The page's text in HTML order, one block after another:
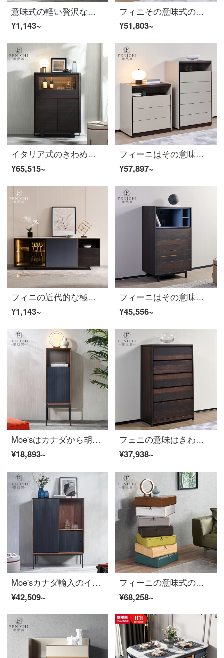
意味式の軽い贅沢な風格の酒屋はきわめて簡単で高級です。現代では壁の高い棚のアイデアによって、ガラスの扉の展示棚を持って注文します。
¥1,143~
フィニその意味式の極簡単な三斗の箱は軽奢な後に近代的な寝室のテレビの箱の北欧の風格のカーキの色の収納の戸棚は壁の斗の箱のイタリア式によって極簡単です。
¥51,803~
イタリア式のきわめて簡単なガラスは壁の酒屋に頼って現代簡単に客間のレストランの木の辺の戸棚の高い金を予約します。
¥65,515~
フィーニはその意味式がきわめて簡単な五斗の箱の近代的な簡約な寝室が物入れの4斗の箱の5斗の戸棚を収納して組み合わせて引き出しの戸棚の5斗の箱のイタリア式を組み合わせますきわめて簡単です。
¥57,897~
フィニの近代的な極簡単なガラスの食器棚とワインの棚を持って、壁のレストランの食器棚の意味式の軽い贅沢な岩板のお茶の水の戸棚Trapaniのイタリア式の極めて簡単な予約金に頼っています。
¥1,143~
フィーニはその意味式の極簡単な斗箱の寝室は壁の収納棚によって簡単に現代の黒色の五斗引き出しの箱の家具の斗箱の意式を予約します。
¥45,556~
Moe'sはカナダから胡桃の木の実木テレビを輸入しています。北欧の近代的な装飾棚の意味式の極簡単コーナーコーナーコーナーの棚です。
¥18,893~
フェニの意味はきわめて簡単で、本当の木の箱の引き出し式のロッカーは現代では簡単で、贅沢な寝室のリビングルームの収納棚Trapani【五斗棚】意味はきわめて簡単です。
¥37,938~
Moe'sカナダ輸入のイタリアはきわめて簡単です。現代の胡桃の木の装飾の酒場は壁の高い棚にあります。北欧辺の戸棚はMoe's現代の極簡単です。
¥42,509~
フィーニの意味式の極簡単な七斗棚収納棚多重層自由組み合わせ棚カラー引き出し棚軽い贅沢品収納ベッドヘッドキャビネット【組み合わせ】セット
¥68,258~